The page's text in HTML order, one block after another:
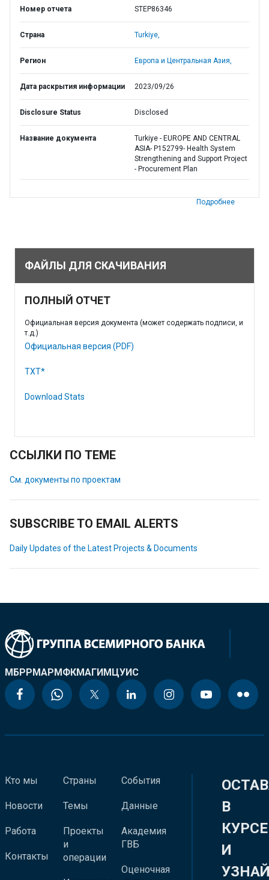
Номер отчета STEP86346
Страна Turkiye,
Регион Европа и Центральная Азия,
Дата раскрытия информации 2023/09/26
Disclosure Status Disclosed
Название документа
Turkiye - EUROPE AND CENTRAL
ASIA- P152799- Health System
Strengthening and Support Project
- Procurement Plan
Подробнее
ФАЙЛЫ ДЛЯ СКАЧИВАНИЯ
ПОЛНЫЙ ОТЧЕТ
Официальная версия документа (может содержать подписи, и
т.д.)
Официальная версия (PDF)
TXT*
Download Stats
ССЫЛКИ ПО ТЕМЕ
См. документы по проектам
SUBSCRIBE TO EMAIL ALERTS
Daily Updates of the Latest Projects & Documents
МБРРМАРМФКМАГИМЦУИС
Кто мы
Новости
Работа
Контакты
Страны
Темы
Проекты
и
операции
События
Данные
Академия
ГВБ
Оценочная
В
КУРСЕ
И